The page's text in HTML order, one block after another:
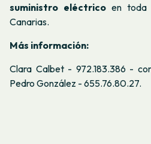
suministro eléctrico en toda
Canarias.
Más información:
Clara Calbet - 972.183.386 -
Pedro González - 655.76.80.27.